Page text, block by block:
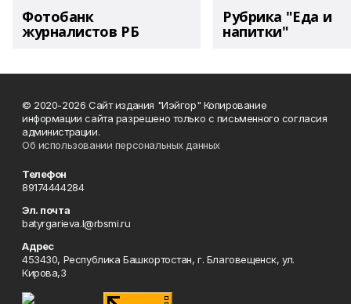
Фотобанк
журналистов РБ
Рубрика "Еда и
напитки"
© 2020-2026 Сайт издания "Иэйгор" Копирование
информации сайта разрешено только с письменного согласия
администрации.
Об использовании персональных данных
Телефон
89174444284
Эл. почта
batyrgarieva.l@rbsmi.ru
Адрес
453430, Республика Башкортостан, г. Благовещенск, ул.
Кирова,3